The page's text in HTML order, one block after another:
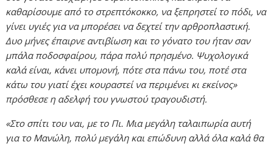
καθαρίσουμε από το στρεπτόκοκκο, να ξεπρηστεί το πόδι, να
γίνει υγιές για να μπορέσει να δεχτεί την αρθροπλαστική.
Δυο μήνες έπαιρνε αντιβίωση και το γόνατο του ήταν σαν
μπάλα ποδοσφαίρου, πάρα πολύ πρησμένο. Ψυχολογικά
καλά είναι, κάνει υπομονή, πότε στα πάνω του, ποτέ στα
κάτω του γιατί έχει κουραστεί να περιμένει κι εκείνος»
πρόσθεσε η αδελφή του γνωστού τραγουδιστή.
«Στο σπίτι του ναι, με το Πι. Μια μεγάλη ταλαιπωρία αυτή
για το Μανώλη, πολύ μεγάλη και επώδυνη αλλά όλα καλά θα